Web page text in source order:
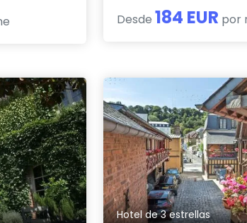
Desde 184 EUR por
Hotel de 3 estrellas